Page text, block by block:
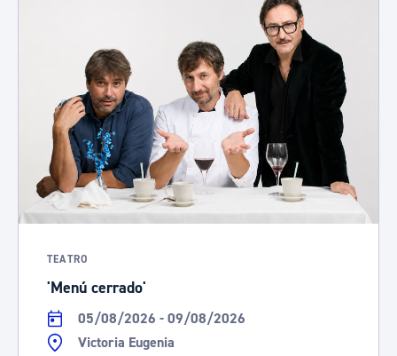
TEATRO
'Menú cerrado'
05/08/2026 - 09/08/2026
Victoria Eugenia